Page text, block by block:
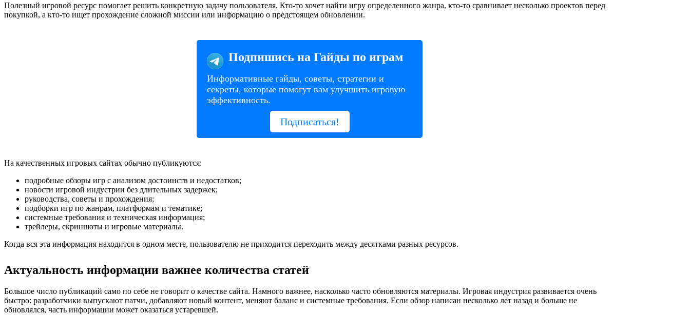
Полезный игровой ресурс помогает решить конкретную задачу пользователя. Кто-то хочет найти игру определенного жанра, кто-то сравнивает несколько проектов перед
покупкой, а кто-то ищет прохождение сложной миссии или информацию о предстоящем обновлении.
Подпишись на Гайды по играм
Информативные гайды, советы, стратегии и
секреты, которые помогут вам улучшить игровую
эффективность.
Подписаться!
На качественных игровых сайтах обычно публикуются:
подробные обзоры игр с анализом достоинств и недостатков;
новости игровой индустрии без длительных задержек;
руководства, советы и прохождения;
подборки игр по жанрам, платформам и тематике;
системные требования и техническая информация;
трейлеры, скриншоты и игровые материалы.
Когда вся эта информация находится в одном месте, пользователю не приходится переходить между десятками разных ресурсов.
Актуальность информации важнее количества статей
Большое число публикаций само по себе не говорит о качестве сайта. Намного важнее, насколько часто обновляются материалы. Игровая индустрия развивается очень
быстро: разработчики выпускают патчи, добавляют новый контент, меняют баланс и системные требования. Если обзор написан несколько лет назад и больше не
обновлялся, часть информации может оказаться устаревшей.